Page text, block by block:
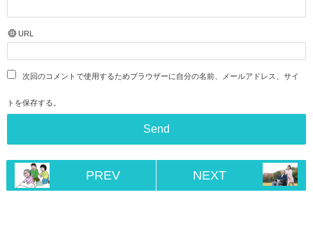
URL
次回のコメントで使用するためブラウザーに自分の名前、メールアドレス、サイ
トを保存する。
PREV NEXT